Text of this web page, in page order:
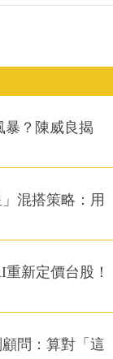
暴？陳威良揭
混搭策略：用
新定價台股！
問：算對「這